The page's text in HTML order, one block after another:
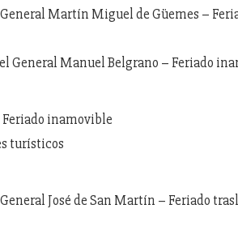
Martín Miguel de Güemes –
General Manuel Belgrano – Feriado
inamovible
turísticos
José de San Martín – Feriado